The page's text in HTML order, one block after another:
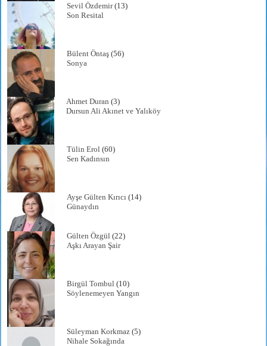
Sevil Özdemir(13)
Son Resital
Bülent Öntaş (56)
Sonya
Ahmet Duran (3)
Dursun Ali Akınet ve Yalıköy
Tülin Erol (60)
Sen Kadınsın
Ayşe Gülten Kırıcı (14)
Günaydın
Gülten Özgül (22)
Aşkı Arayan Şair
Birgül Tombul (10)
Söylenemeyen Yangın
Süleyman Korkmaz (5)
Nihale Sokağında